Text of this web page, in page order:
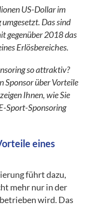
US-Dollar im
Das sind
gegenüber 2018 das
Erlösbereiches.
so attraktiv?
Sponsor über Vorteile
Ihnen, wie Sie
Sport-Sponsoring
eines
führt dazu,
mehr nur in der
wird. Das